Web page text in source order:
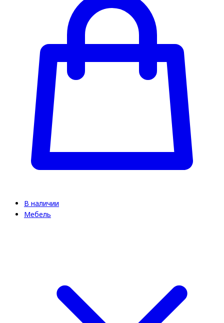
В наличии
Мебель